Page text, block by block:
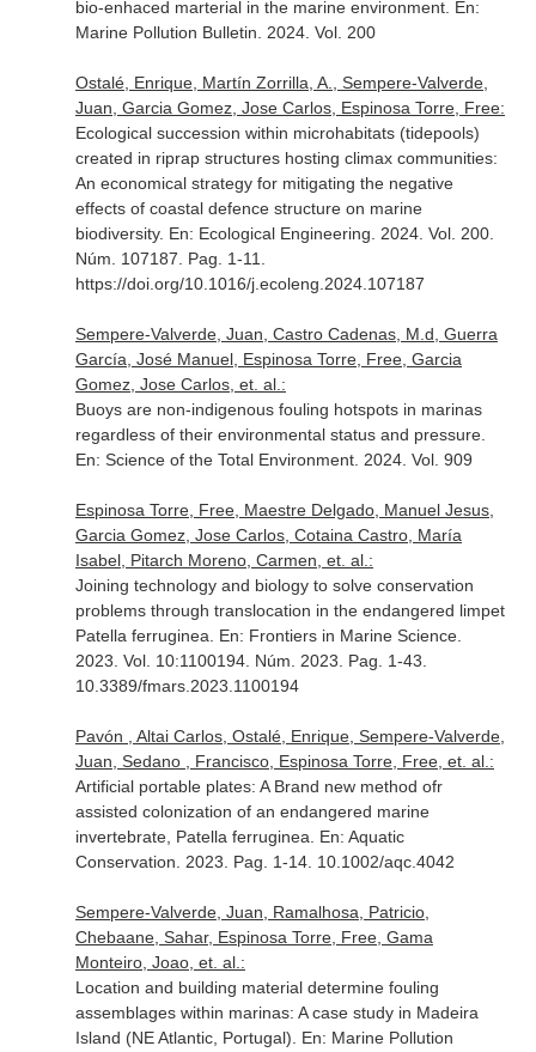
bio-enhaced marterial in the marine environment. En:
Marine Pollution Bulletin . 2024. Vol. 200
Ostalé, Enrique, Martín Zorrilla, A., Sempere-Valverde,
Juan, Garcia Gomez, Jose Carlos, Espinosa Torre, Free:
Ecological succession within microhabitats (tidepools)
created in riprap structures hosting climax communities:
An economical strategy for mitigating the negative
effects of coastal defence structure on marine
biodiversity. En: Ecological Engineering . 2024. Vol. 200.
Núm. 107187. Pag. 1-11.
https://doi.org/10.1016/j.ecoleng.2024.107187
Sempere-Valverde, Juan, Castro Cadenas, M.d, Guerra
García, José Manuel, Espinosa Torre, Free, Garcia
Gomez, Jose Carlos, et. al.:
Buoys are non-indigenous fouling hotspots in marinas
regardless of their environmental status and pressure.
En: Science of the Total Environment. 2024. Vol. 909
Espinosa Torre, Free, Maestre Delgado, Manuel Jesus,
Garcia Gomez, Jose Carlos, Cotaina Castro, María
Isabel, Pitarch Moreno, Carmen, et. al.:
Joining technology and biology to solve conservation
problems through translocation in the endangered limpet
Patella ferruginea. En: Frontiers in Marine Science.
2023. Vol. 10:1100194. Núm. 2023. Pag. 1-43.
10.3389/fmars.2023.1100194
Pavón , Altai Carlos, Ostalé, Enrique, Sempere-Valverde,
Juan, Sedano , Francisco, Espinosa Torre, Free, et. al.:
Artificial portable plates: A Brand new method ofr
assisted colonization of an endangered marine
invertebrate, Patella ferruginea. En: Aquatic
Conservation . 2023. Pag. 1-14. 10.1002/aqc.4042
Sempere-Valverde, Juan, Ramalhosa, Patricio,
Chebaane, Sahar, Espinosa Torre, Free, Gama
Monteiro, Joao, et. al.:
Location and building material determine fouling
assemblages within marinas: A case study in Madeira
Island (NE Atlantic, Portugal). En: Marine Pollution